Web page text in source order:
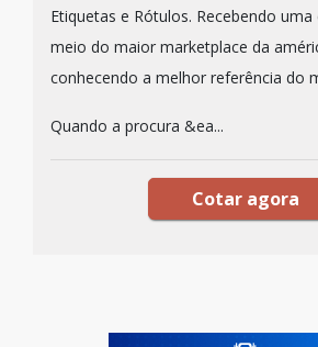
Etiquetas e Rótulos. Recebendo
meio do maior marketplace da
conhecendo a melhor referência do
Quando a procura &ea...
Cotar agora